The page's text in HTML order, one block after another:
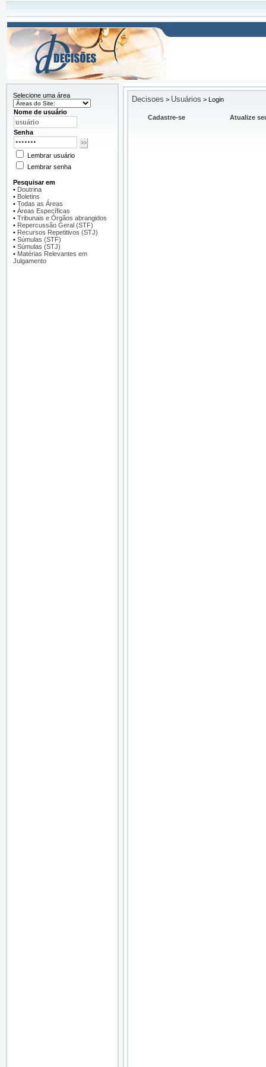
Selecione uma área
Nome de usuário
Senha
Lembrar usuário
Lembrar senha
Pesquisar em
• Doutrina
• Boletins
• Todas as Áreas
• Áreas Específicas
• Tribunais e Órgãos abrangidos
• Repercussão Geral (STF)
• Recursos Repetitivos (STJ)
• Súmulas (STF)
• Súmulas (STJ)
• Matérias Relevantes em
Julgamento
Decisoes > Usuários > Login
Cadastre-se Atualize